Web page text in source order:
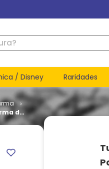
/ Disney Raridades
da
-
-
5